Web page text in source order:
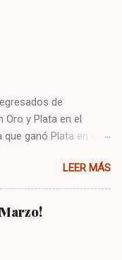
de
Oro y Plata en el
ganó Plata en el
a una agencia después
ya en una, ganaron
FIAP, JADE, NY
OJO. Por los que
LEER MÁS